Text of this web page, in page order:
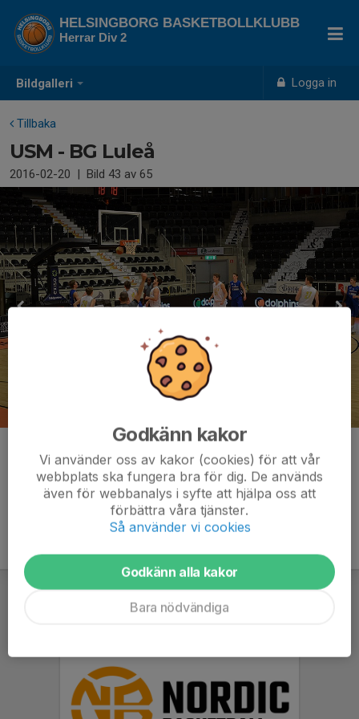
Bildgalleri Logga in
HELSINGBORG BASKETBOLLKLUBB
Herrar Div 2
Tillbaka
USM - BG Luleå
2016-02-20 | Bild 43 av 65
Kommentarer
Godkänn kakor
Vi använder oss av kakor (cookies) för att vår
webbplats ska fungera bra för dig. De används
även för webbanalys i syfte att hjälpa oss att
förbättra våra tjänster.
Så använder vi cookies
Godkänn alla kakor
Bara nödvändiga